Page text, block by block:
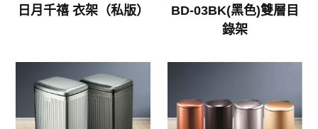
日月千禧 衣架（私版）
BD-03BK(黑色)雙層目
錄架